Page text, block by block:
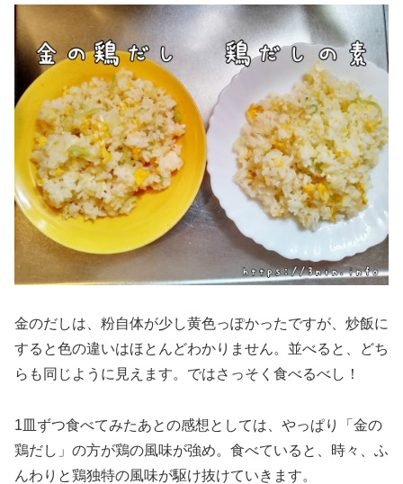
金のだしは、粉自体が少し黄色っぽかったですが、炒飯に
すると色の違いはほとんどわかりません。並べると、どち
らも同じように見えます。ではさっそく食べるべし！
1皿ずつ食べてみたあとの感想としては、やっぱり「金の
鶏だし」の方が鶏の風味が強め。食べていると、時々、ふ
んわりと鶏独特の風味が駆け抜けていきます。